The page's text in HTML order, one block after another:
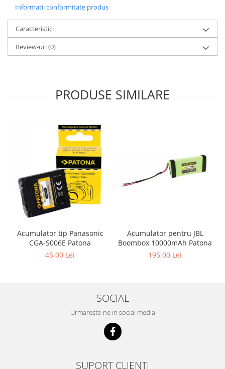
Informatii conformitate produs
Caracteristici
Review-uri(0)
PRODUSE SIMILARE
Acumulator tip Panasonic
CGA-S006E Patona
45,00 Lei
Acumulator pentru JBL
Boombox 10000mAh Patona
195,00 Lei
SOCIAL
Urmareste-ne in social media
SUPORT CLIENTI